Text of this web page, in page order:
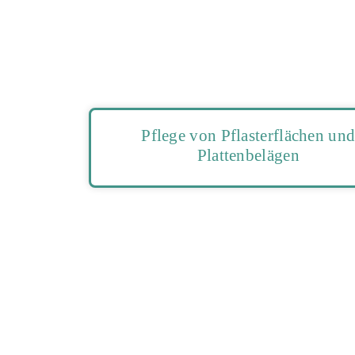
Pflege von Pflasterflächen und
Plattenbelägen